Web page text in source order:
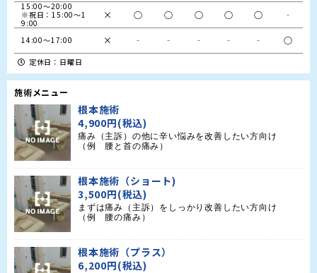
15:00～20:00
※祝日：15:00～1
9:00
× ○ ○ ○ ○ ○ ‐
14:00～17:00 × ‐ ‐ ‐ ‐ ‐ ○
定休日：日曜日
施術メニュー
根本施術
4,900円(税込)
痛み（主訴）の他に辛い悩みを改善したい方向け
（例　腰と首の痛み）
根本施術（ショート)
3,500円(税込)
まずは痛み（主訴）をしっかり改善したい方向け
（例　腰の痛み）
根本施術（プラス）
6,200円(税込)